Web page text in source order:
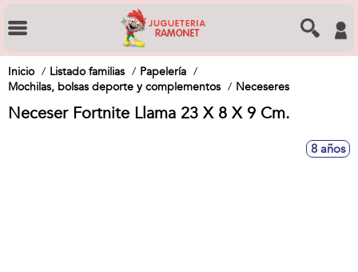
Inicio Listado familias
Papelería
Mochilas, bolsas deporte y complementos
Neceseres
Neceser Fortnite Llama 23 X 8 X 9 Cm.
8 años